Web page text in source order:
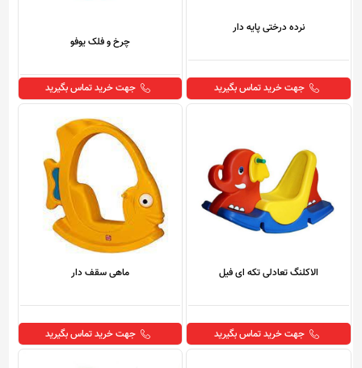
نرده درختی پایه دار
جهت خرید تماس بگیرید
چرخ و فلک یوفو
جهت خرید تماس بگیرید
الاکلنگ تعادلی تکه ای فیل
جهت خرید تماس بگیرید
ماهی سقف دار
جهت خرید تماس بگیرید